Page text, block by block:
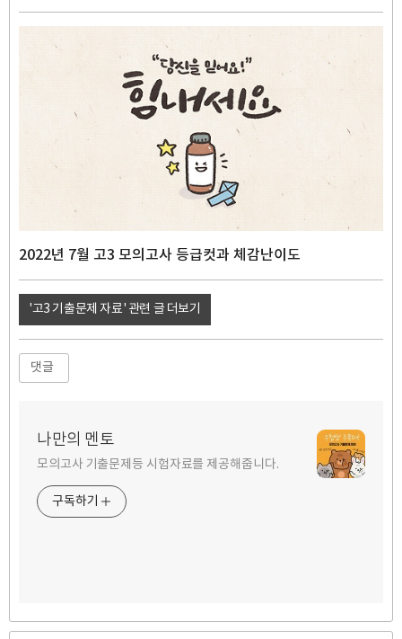
2022년 7월 고3 모의고사 등급컷과 체감난이도
'고3 기출문제 자료' 관련 글 더보기
댓글
나만의 멘토
모의고사 기출문제등 시험자료를 제공해줍니다.
구독하기